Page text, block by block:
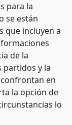
para la
se están
que incluyen a
de la
partidos y la
en
la opción de
lo